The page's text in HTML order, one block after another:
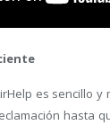
es sencillo
hasta